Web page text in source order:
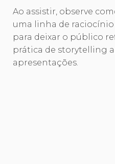
Ao assistir, observe
uma linha de raciocínio
para deixar o público
prática de storytelling
apresentações.